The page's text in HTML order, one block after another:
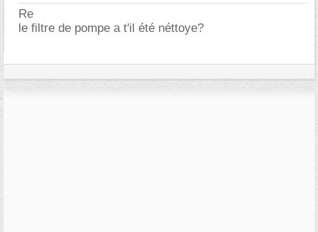
Re
le filtre de pompe a t'il été néttoye?